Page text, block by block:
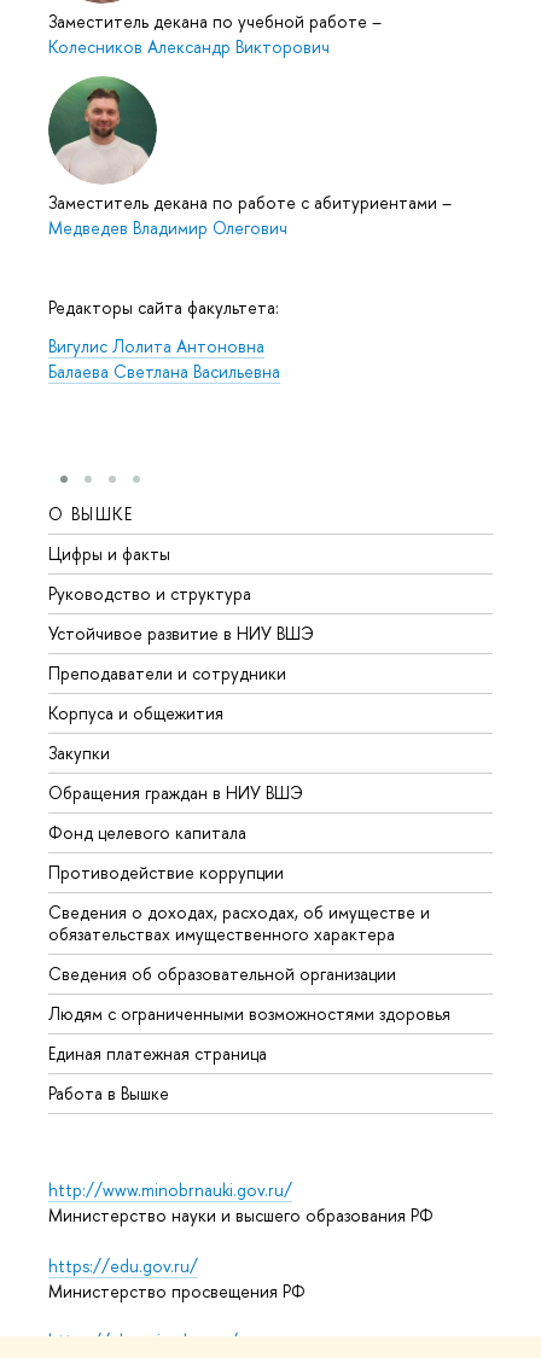
Заместитель декана по учебной работе –
Колесников Александр Викторович
Заместитель декана по работе с абитуриентами –
Медведев Владимир Олегович
Редакторы сайта факультета:
Вигулис Лолита Антоновна
Балаева Светлана Васильевна
О ВЫШКЕ
Цифры и факты
Руководство и структура
Устойчивое развитие в НИУ ВШЭ
Преподаватели и сотрудники
Корпуса и общежития
Закупки
Обращения граждан в НИУ ВШЭ
Фонд целевого капитала
Противодействие коррупции
Сведения о доходах, расходах, об имуществе и
обязательствах имущественного характера
Сведения об образовательной организации
Людям с ограниченными возможностями здоровья
Единая платежная страница
Работа в Вышке
http://www.minobrnauki.gov.ru/
Министерство науки и высшего образования РФ
https://edu.gov.ru/
Министерство просвещения РФ
https://elearning.hse.ru/mooc